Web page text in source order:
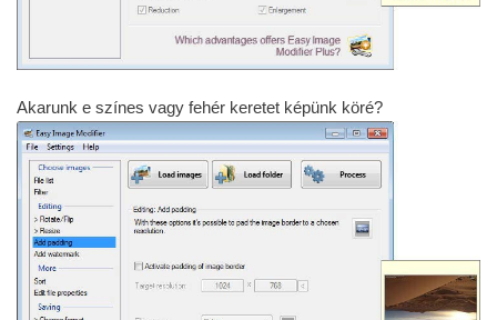
Akarunk e színes vagy fehér keretet képünk köré?